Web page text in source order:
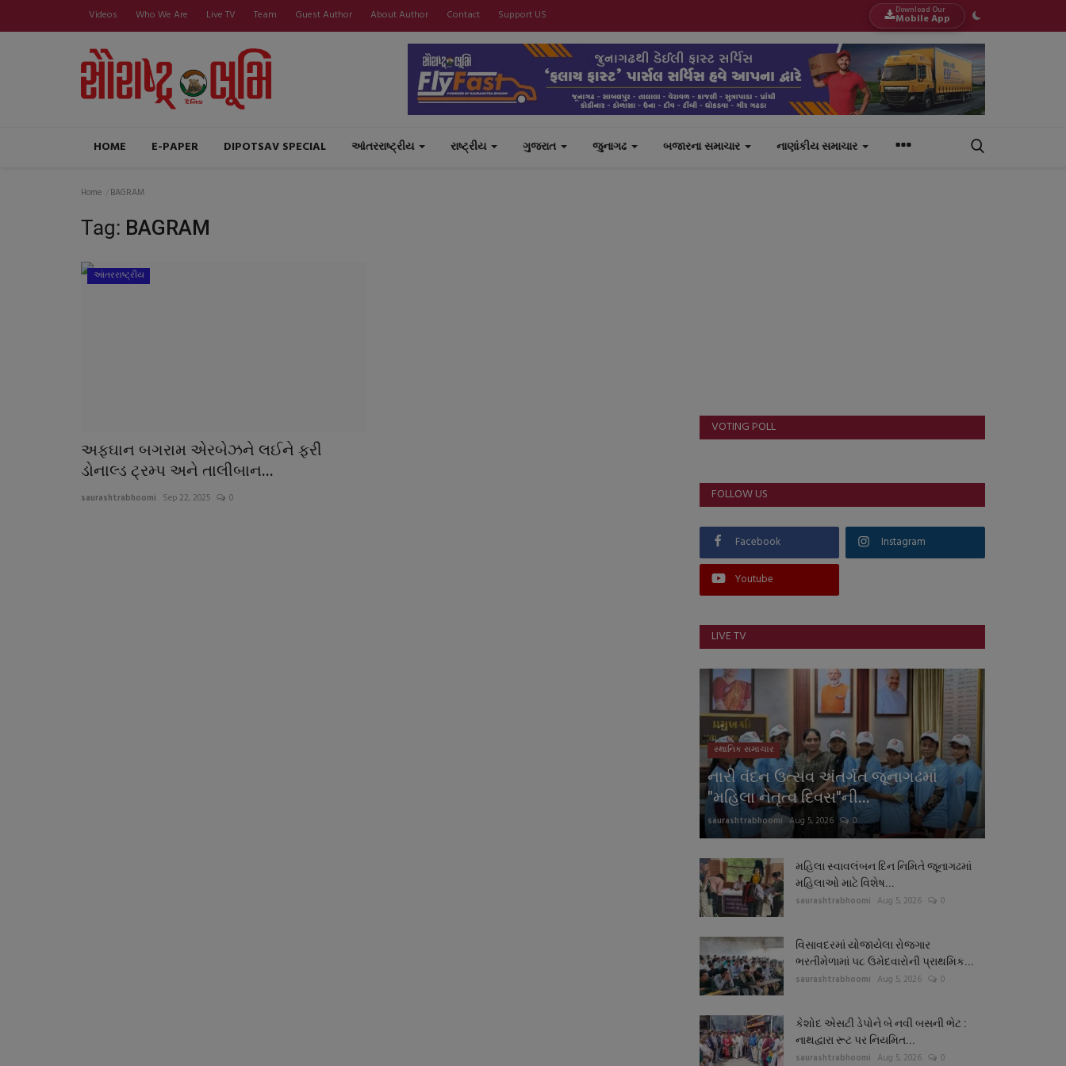
Videos Who We Are Live TV Team Guest Author About Author Contact Support US Download Our
Mobile App
HOME E-PAPER DIPOTSAV SPECIAL આંતરરાષ્ટ્રીય રાષ્ટ્રીય ગુજરાત જુનાગઢ બજારના સમાચાર નાણાંકીય સમાચાર
Home BAGRAM
Tag: BAGRAM
આંતરરાષ્ટ્રીય
અફઘાન બગરામ એરબેઝને લઈને ફરી
ડોનાલ્ડ ટ્રમ્પ અને તાલીબાન...
saurashtrabhoomi Sep 22, 2025 0
VOTING POLL
FOLLOW US
Facebook Instagram
Youtube
LIVE TV
સ્થાનિક સમાચાર
નારી વંદન ઉત્સવ અંતર્ગત જૂનાગઢમાં
"મહિલા નેતૃત્વ દિવસ"ની...
saurashtrabhoomi Aug 5, 2026 0
મહિલા સ્વાવલંબન દિન નિમિતે જૂનાગઢમાં
મહિલાઓ માટે વિશેષ...
saurashtrabhoomi Aug 5, 2026 0
વિસાવદરમાં યોજાયેલા રોજગાર
ભરતીમેળામાં ૫૮ ઉમેદવારોની પ્રાથમિક...
saurashtrabhoomi Aug 5, 2026 0
કેશોદ એસટી ડેપોને બે નવી બસની ભેટ :
નાથદ્વારા રૂટ પર નિયમિત...
saurashtrabhoomi Aug 5, 2026 0